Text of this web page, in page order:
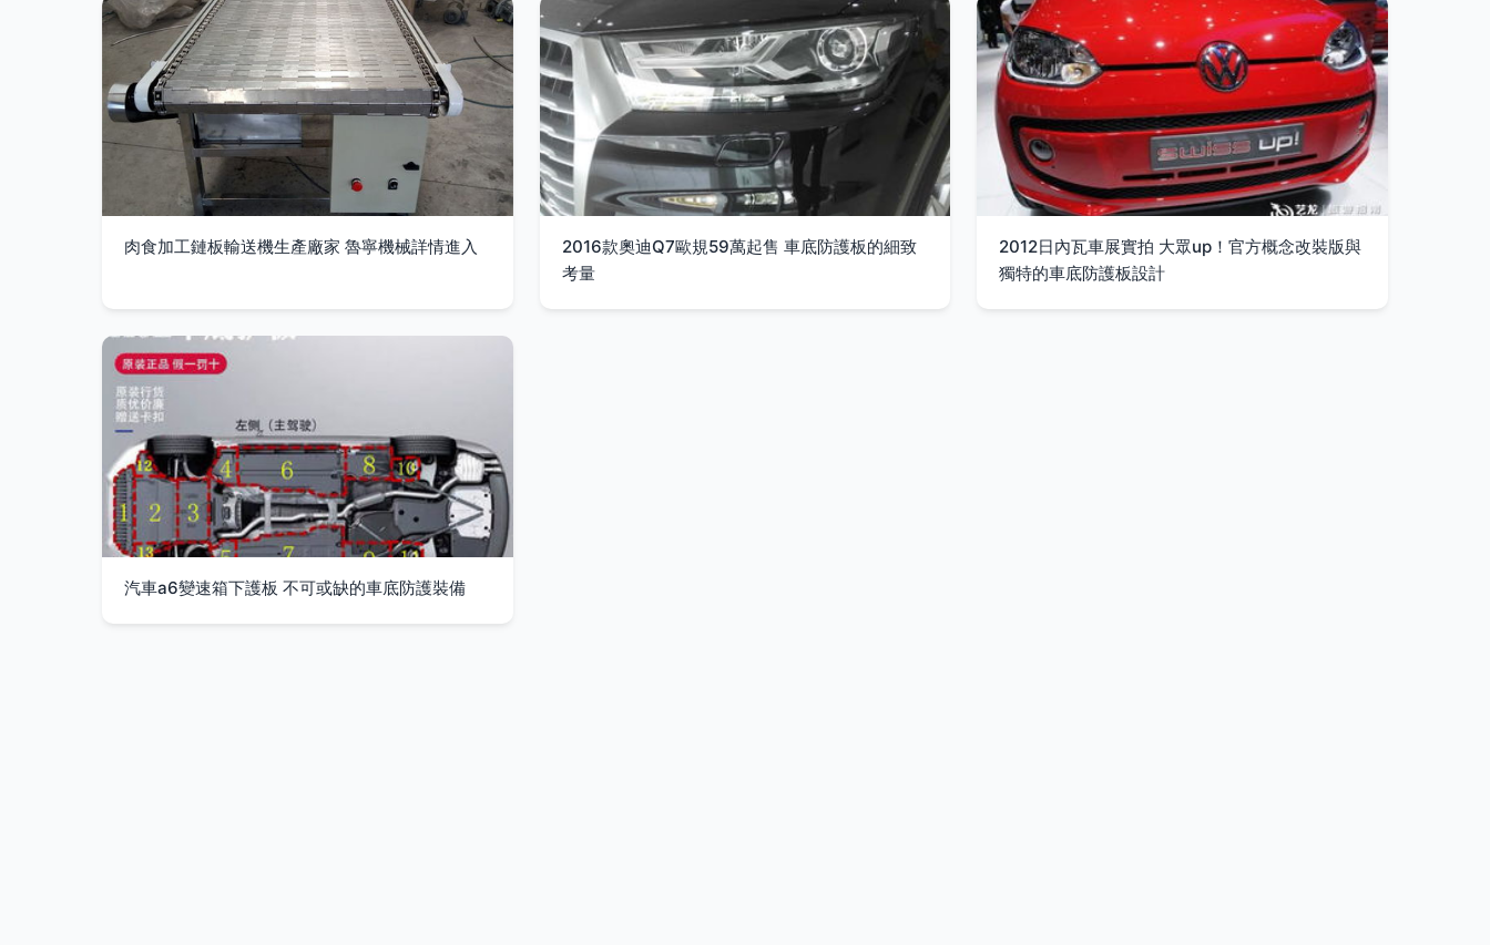
肉食加工鏈板輸送機生產廠家 魯寧機械詳情進入
2016款奧迪Q7歐規59萬起售 車底防護板的細致
考量
2012日內瓦車展實拍 大眾up！官方概念改裝版與
獨特的車底防護板設計
汽車a6變速箱下護板 不可或缺的車底防護裝備